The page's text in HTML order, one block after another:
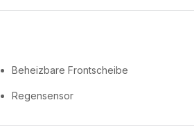
Beheizbare Frontscheibe
Regensensor